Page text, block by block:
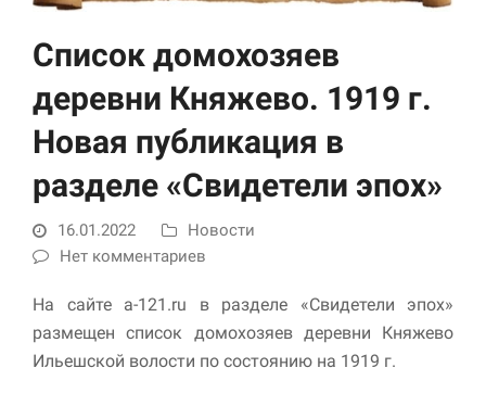
Список домохозяев
деревни Княжево. 1919 г.
Новая публикация в
разделе «Свидетели эпох»
16.01.2022
Новости
Нет комментариев
На сайте a-121.ru в разделе «Свидетели эпох»
размещен список домохозяев деревни Княжево
Ильешской волости по состоянию на 1919 г.
Необходимые
Использование
этих файлов cookie
Статистика и
аналитика